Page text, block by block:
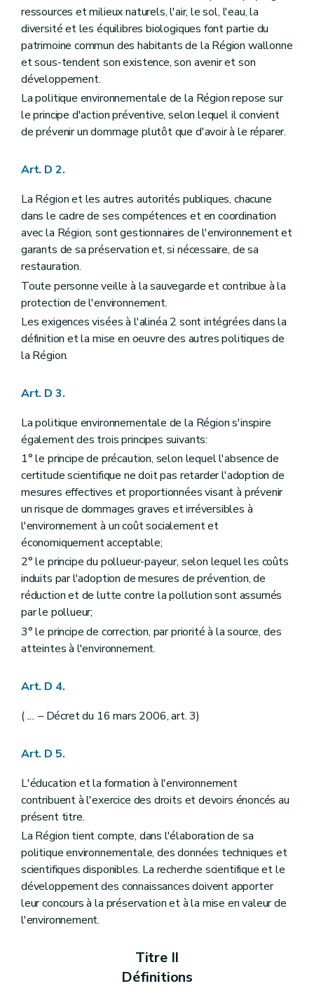
Art. D2010
Art. D2011
Art. D2012
Art. D2013
Art. D2014
Chapitre III
Section première Principe
Art. D2015
Art. D2016
Art. D2017
Partie IV
Art. D 30
Art. D 31
Chapitre II Rapport sur l'état de l'environnement wallon
Art. D 32
Art. D 33
Art. D 34
Art. D 35
Art. D 36
Chapitre III Plan d'environnement pour le développement durable
Art. D 37
Art. D 38
Art. D 39
Art. D 40
Art. D 42
Art. D 43
Art. D 45
Chapitre IV Programmes sectoriels et plans de gestion de bassin hydrographique
Art. D 46
Art. D 47
Chapitre V Plans communaux d'environnement et de développement de la nature
Art. D 48
Partie V Evaluation des incidences sur l'environnement
Chapitre premier Définitions et principes
Art. D 49
Art. D 50
Art. D 51
Chapitre II Système d'évaluation des incidences des plans et programmes sur l'environnement
Art. D 52
Art. D 53
Art. D 54
Art. D 55
Art. D 56
Art. D 57
Art. D 59
Art. D 60
Art. D 61
Chapitre III Système d'évaluation des incidences de projets sur l'environnement
Art. D 63
Art. D 64
Art. D 66
Art. D 67
Art. D 68
Art. D 70
Art. D 71
Art. D 72
Art. D 73
Art. D 74
Art. D 75
Art. D 76
Dispositions transitoires
ressources et milieux naturels, l'air, le sol, l'eau, la
diversité et les équilibres biologiques font partie du
patrimoine commun des habitants de la Région wallonne
et sous-tendent son existence, son avenir et son
développement.
La politique environnementale de la Région repose sur
le principe d'action préventive, selon lequel il convient
de prévenir un dommage plutôt que d'avoir à le réparer.
Art. D 2.
La Région et les autres autorités publiques, chacune
dans le cadre de ses compétences et en coordination
avec la Région, sont gestionnaires de l'environnement et
garants de sa préservation et, si nécessaire, de sa
restauration.
Toute personne veille à la sauvegarde et contribue à la
protection de l'environnement.
Les exigences visées à l'alinéa 2 sont intégrées dans la
définition et la mise en oeuvre des autres politiques de
la Région.
Art. D 3.
La politique environnementale de la Région s'inspire
également des trois principes suivants:
1° le principe de précaution, selon lequel l'absence de
certitude scientifique ne doit pas retarder l'adoption de
mesures effectives et proportionnées visant à prévenir
un risque de dommages graves et irréversibles à
l'environnement à un coût socialement et
économiquement acceptable;
2° le principe du pollueur-payeur, selon lequel les coûts
induits par l'adoption de mesures de prévention, de
réduction et de lutte contre la pollution sont assumés
par le pollueur;
3° le principe de correction, par priorité à la source, des
atteintes à l'environnement.
Art. D 4.
(... – Décret du 16 mars 2006, art. 3)
Art. D 5.
L'éducation et la formation à l'environnement
contribuent à l'exercice des droits et devoirs énoncés au
présent titre.
La Région tient compte, dans l'élaboration de sa
politique environnementale, des données techniques et
scientifiques disponibles. La recherche scientifique et le
développement des connaissances doivent apporter
leur concours à la préservation et à la mise en valeur de
l'environnement.
Titre II
Définitions